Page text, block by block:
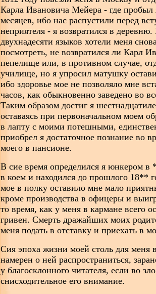
Карла Ивановича Мейера - где пробыл
месяцев, ибо нас распустили перед
неприятеля - я возвратился в
двухнадесяти языков хотели меня
посмотреть, не возвратился ли Карл
пепелище или, в противном случае,
училище, но я упросил матушку
ибо здоровье мое не позволяло мне
часов, как обыкновенно заведено во
Таким образом достиг я
оставаясь при первоначальном моем
в лапту с моими потешными,
приобрел я достаточное познание во
моего в пансионе.
В сие время определился я юнкером в
в коем и находился до прошлого 18**
мое в полку оставило мне мало
кроме производства в офицеры и
то время, как у меня в кармане всего
гривен. Смерть дражайших моих
меня подать в отставку и приехать в
Сия эпоха жизни моей столь для меня
намерен о ней распространиться,
у благосклонного читателя, если во
снисходительное его внимание.